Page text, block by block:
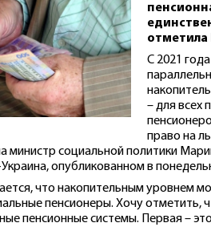
С 2021
– для всех
право на
министр социальной политики
опубликованном в
что накопительным уровнем
пенсионеры. Хочу отметить,
пенсионные системы. Первая –